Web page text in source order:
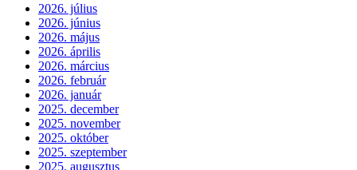
2026. július
2026. június
2026. május
2026. április
2026. március
2026. február
2026. január
2025. december
2025. november
2025. október
2025. szeptember
2025. augusztus